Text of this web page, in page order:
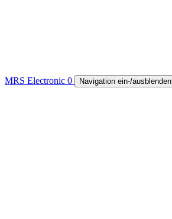
MRS Electronic 0 Navigation ein-/ausblenden